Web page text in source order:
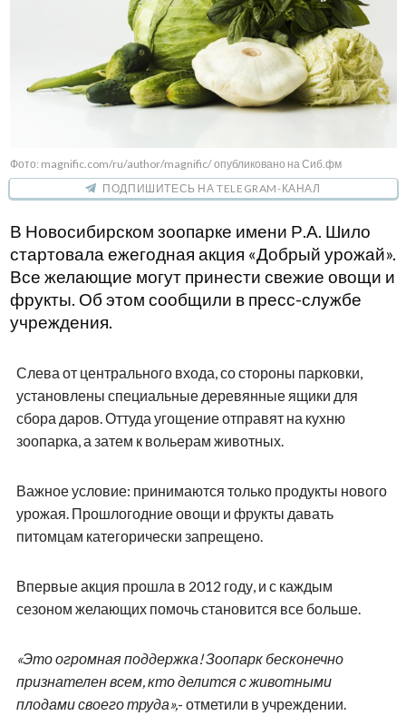
Фото: magnific.com/ru/author/magnific/ опубликовано на Сиб.фм
ПОДПИШИТЕСЬ НА TELEGRAM-КАНАЛ
В Новосибирском зоопарке имени Р.А. Шило
стартовала ежегодная акция «Добрый урожай».
Все желающие могут принести свежие овощи и
фрукты. Об этом сообщили в пресс-службе
учреждения.
Слева от центрального входа, со стороны парковки,
установлены специальные деревянные ящики для
сбора даров. Оттуда угощение отправят на кухню
зоопарка, а затем к вольерам животных.
Важное условие: принимаются только продукты нового
урожая. Прошлогодние овощи и фрукты давать
питомцам категорически запрещено.
Впервые акция прошла в 2012 году, и с каждым
сезоном желающих помочь становится все больше.
«Это огромная поддержка! Зоопарк бесконечно
признателен всем, кто делится с животными
плодами своего труда»,- отметили в учреждении.